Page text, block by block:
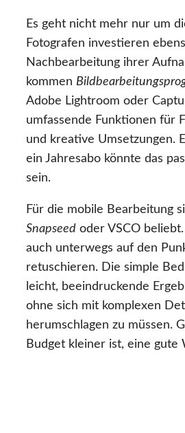
Es geht nicht mehr nur um
Fotografen investieren
Nachbearbeitung ihrer
kommen
Adobe Lightroom oder
umfassende Funktionen für
und kreative Umsetzungen.
ein Jahresabo könnte das
sein.
Für die mobile Bearbeitung
Snapseed oder VSCO
auch unterwegs auf den
retuschieren. Die simple
leicht, beeindruckende
ohne sich mit komplexen
herumschlagen zu müssen.
Budget kleiner ist, eine gute